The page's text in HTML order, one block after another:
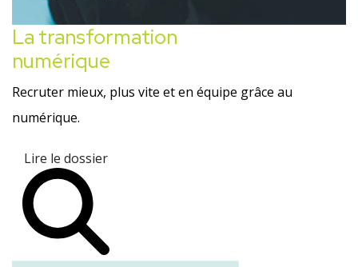
La transformation
numérique
Recruter mieux, plus vite et en équipe grâce au
numérique.
Lire le dossier